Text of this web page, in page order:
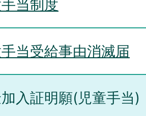
当制度
当受給事由消滅届
入証明願(児童手当)